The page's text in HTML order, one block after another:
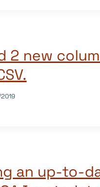
2 new
an up-to-